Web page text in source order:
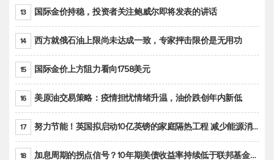
13 国际金价持稳，投资者关注鲍威尔即将发表的讲话
14 西方就俄石油上限尚未达成一致，专家抨击限价是无用功
15 国际金价上方阻力看向1758美元
16 美原油交易策略：疫情担忧情绪升温，油价跌创年内新低
17 努力节能！英国拟启动10亿英镑的家庭隔热工程 减少能源消耗
18 加息周期的拐点信号？10年期美债收益率持续低于联邦基金利率目标区间